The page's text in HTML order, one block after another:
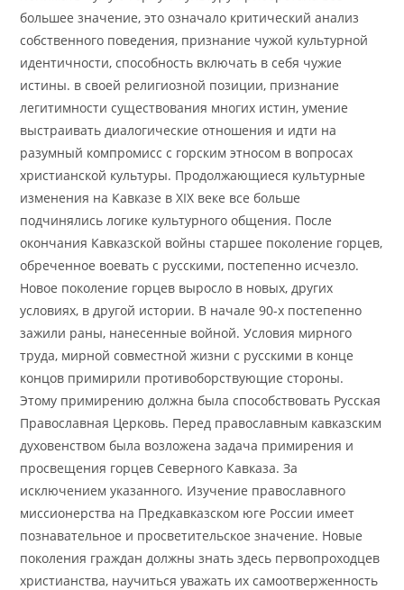
большее значение, это означало критический анализ
собственного поведения, признание чужой культурной
идентичности, способность включать в себя чужие
истины. в своей религиозной позиции, признание
легитимности существования многих истин, умение
выстраивать диалогические отношения и идти на
разумный компромисс с горским этносом в вопросах
христианской культуры. Продолжающиеся культурные
изменения на Кавказе в XIX веке все больше
подчинялись логике культурного общения. После
окончания Кавказской войны старшее поколение горцев,
обреченное воевать с русскими, постепенно исчезло.
Новое поколение горцев выросло в новых, других
условиях, в другой истории. В начале 90-х постепенно
зажили раны, нанесенные войной. Условия мирного
труда, мирной совместной жизни с русскими в конце
концов примирили противоборствующие стороны.
Этому примирению должна была способствовать Русская
Православная Церковь. Перед православным кавказским
духовенством была возложена задача примирения и
просвещения горцев Северного Кавказа. За
исключением указанного. Изучение православного
миссионерства на Предкавказском юге России имеет
познавательное и просветительское значение. Новые
поколения граждан должны знать здесь первопроходцев
христианства, научиться уважать их самоотверженность